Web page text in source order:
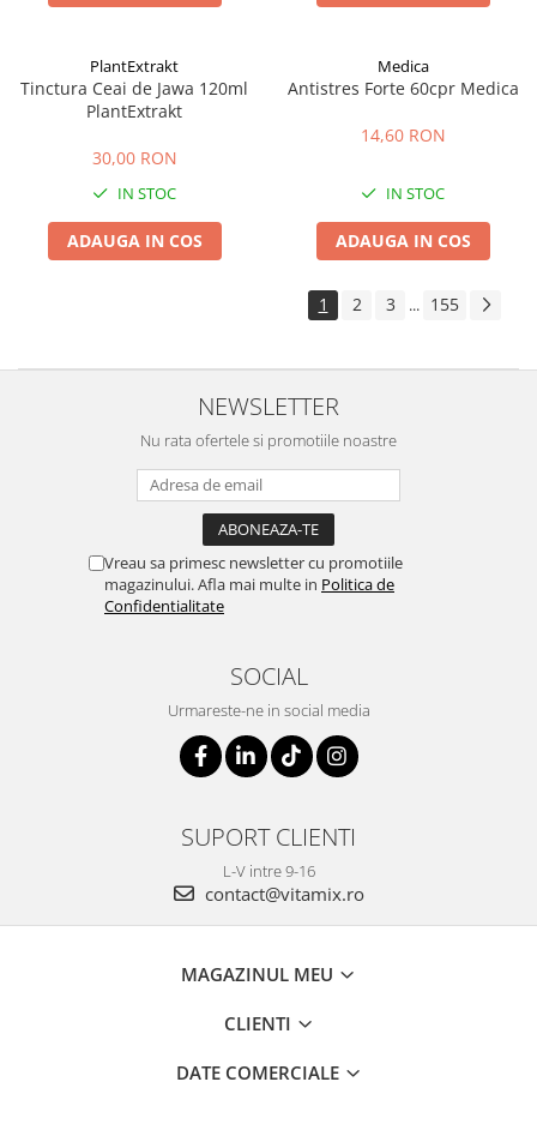
PlantExtrakt
Tinctura Ceai de Jawa 120ml
PlantExtrakt
30,00 RON
IN STOC
ADAUGA IN COS
Medica
Antistres Forte 60cpr Medica
14,60 RON
IN STOC
ADAUGA IN COS
1 2 3 ... 155
NEWSLETTER
Nu rata ofertele si promotiile noastre
Vreau sa primesc newsletter cu promotiile
magazinului. Afla mai multe in Politica de
Confidentialitate
SOCIAL
Urmareste-ne in social media
SUPORT CLIENTI
L-V intre 9-16
contact@vitamix.ro
MAGAZINUL MEU
CLIENTI
DATE COMERCIALE